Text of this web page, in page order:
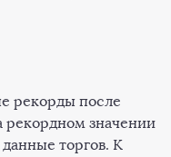
рекорды после
рекордном значении
данные торгов. К